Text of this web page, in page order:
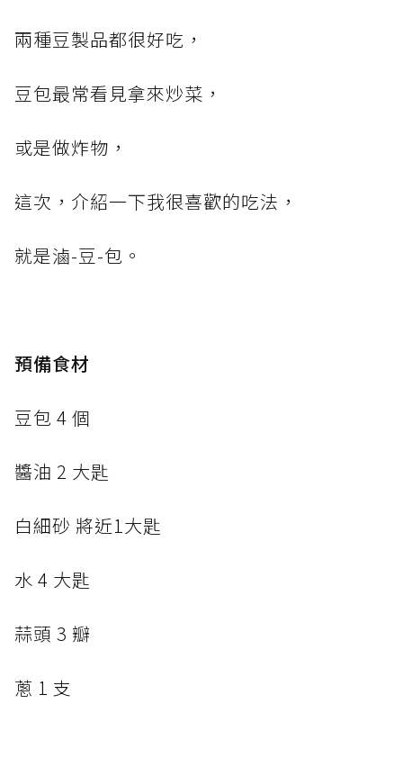
兩種豆製品都很好吃，
豆包最常看見拿來炒菜，
或是做炸物，
這次，介紹一下我很喜歡的吃法，
就是滷-豆-包。
預備食材
豆包 4 個
醬油 2 大匙
白細砂 將近1大匙
水 4 大匙
蒜頭 3 瓣
蔥 1 支